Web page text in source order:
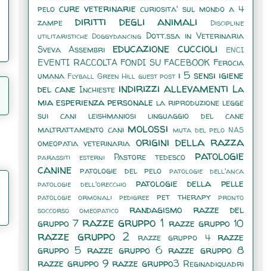
pelo cure veterinarie curiosita' sul mondo a 4
zampe
diritti degli animali
Discipline
utilitaristiche Doggydancing Dott.ssa in Veterinaria
Sveva Assembri
educazione cuccioli ENCI
EVENTI RACCOLTA FONDI SU FACEBOOK Ferocia
umana Flyball Green Hill guest post i 5 sensi igiene
del cane Inchieste indirizzi allevamenti La
mia esperienza personale la riproduzione legge
sui cani
leishmaniosi
linguaggio del cane
maltrattamento cani molossi muta del pelo NAS
omeopatia veterinaria origini della razza
parassiti esterni Pastore tedesco
patologie
canine
patologie del pelo
patologie dell'anca
patologie dell'orecchio
patologie della pelle
patologie ormonali pedigree pet therapy
pronto
soccorso omeopatico
randagismo
razze del
gruppo 7 razze gruppo 1 razze gruppo 10
razze gruppo 2 razze gruppo 4
razze
gruppo 5 razze gruppo 6 razze gruppo 8
razze gruppo 9 razze gruppo3 Reginadiquadri